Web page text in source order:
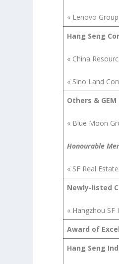
« Lenovo
Hang Seng
« China
« Sino Land
Others &
« Blue Moon
Honourable
« SF Real
Newly-listed
« Hangzhou SF
Award of
Hang Seng